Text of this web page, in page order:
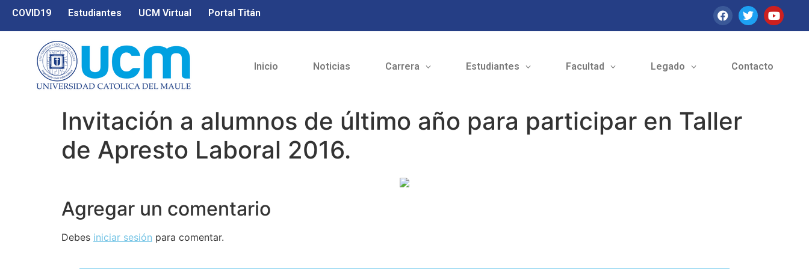
COVID19 Estudiantes UCM Virtual Portal Titán
Inicio Noticias Carrera Estudiantes Facultad Legado Contacto
Invitación a alumnos de último año para participar en Taller
de Apresto Laboral 2016.
Agregar un comentario
Debes iniciar sesión para comentar.